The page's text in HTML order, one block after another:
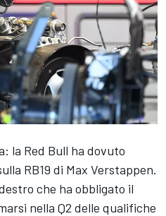
la Red Bull ha dovuto
RB19 di Max Verstappen.
che ha obbligato il
nella Q2 delle qualifiche